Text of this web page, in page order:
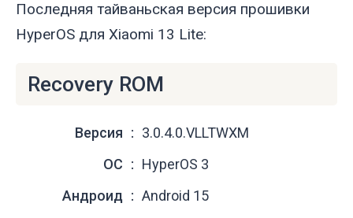
Последняя тайваньская версия прошивки
HyperOS для Xiaomi 13 Lite:
Recovery ROM
Версия
3.0.4.0.VLLTWXM
ОС
HyperOS 3
Андроид
Android 15